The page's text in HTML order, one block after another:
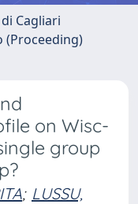
Cagliari
(Proceeding)
on Wisc-
group
; LUSSU,